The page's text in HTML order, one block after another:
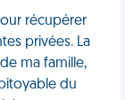
récupérer
privées. La
ma famille,
du